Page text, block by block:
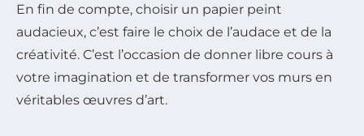
En fin de compte, choisir un papier peint
audacieux, c’est faire le choix de l’audace et de la
créativité. C’est l’occasion de donner libre cours à
votre imagination et de transformer vos murs en
véritables œuvres d’art.